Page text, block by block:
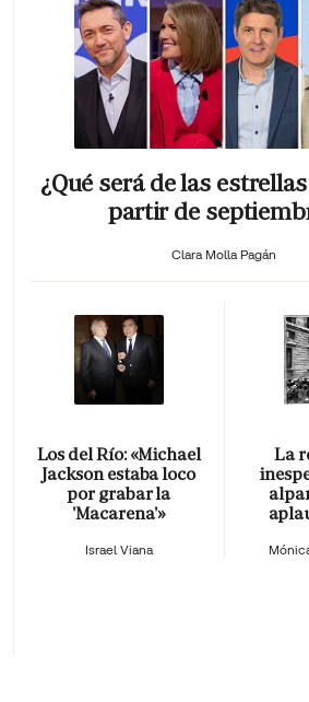
¿Qué será de las
partir de
Clara Molla Pagán
Los del Río: «Michael
Jackson estaba loco
por grabar la
'Macarena'»
Israel Viana
La